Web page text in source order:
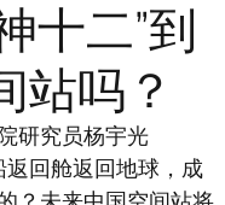
英国留学
十二”到
站吗？
研究员杨宇光
回舱返回地球，成